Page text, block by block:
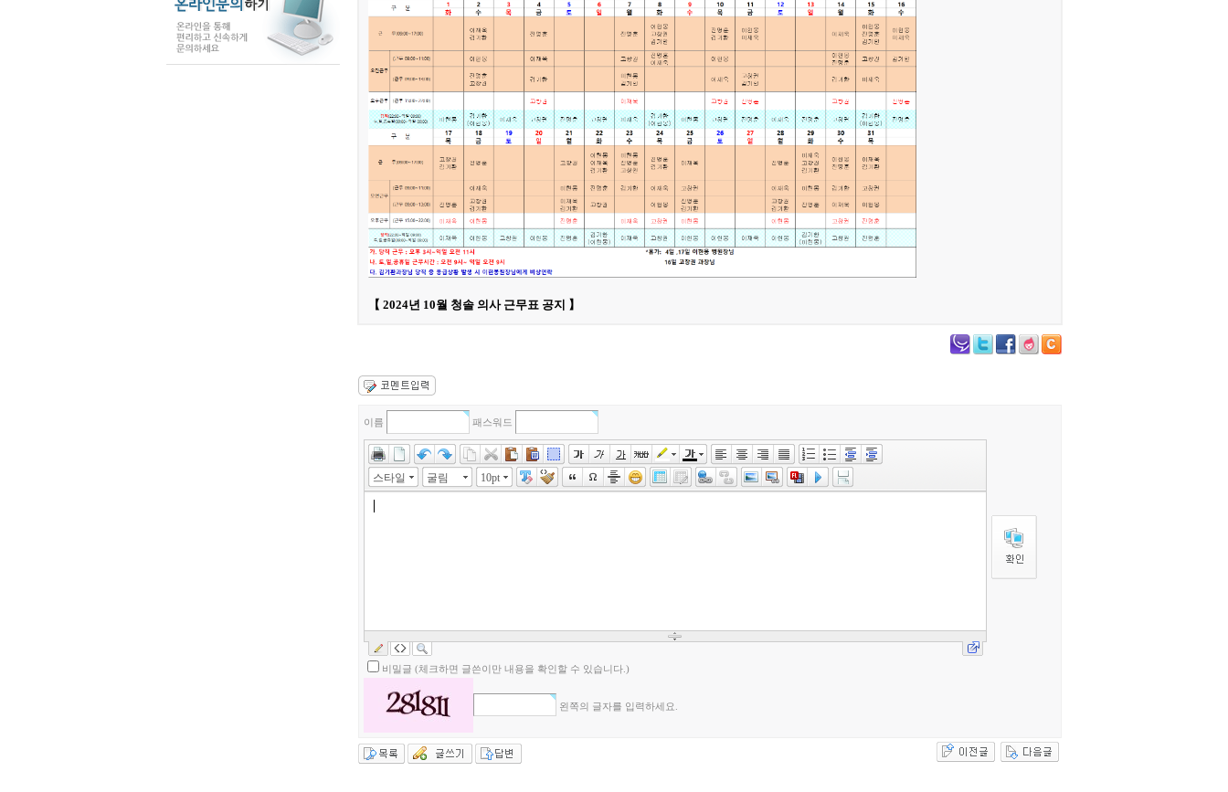
【 2024년 10월 청솔 의사 근무표 공지 】
이름 패스워드
스타일 굴림 10pt
비밀글 (체크하면 글쓴이만 내용을 확인할 수 있습니다.)
왼쪽의 글자를 입력하세요.